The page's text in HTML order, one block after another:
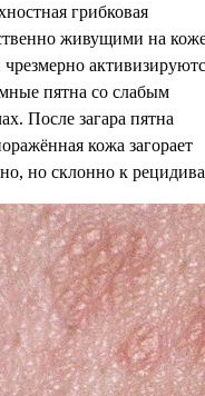
грибковая
живущими на
пятна со слабым
После загара пятна
кожа загорает
но склонно к